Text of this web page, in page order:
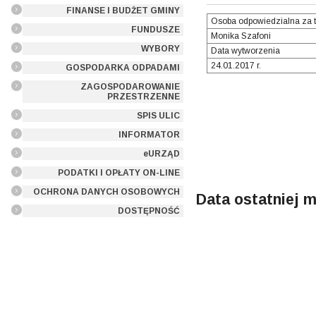
FINANSE I BUDŻET GMINY
FUNDUSZE
WYBORY
GOSPODARKA ODPADAMI
ZAGOSPODAROWANIE
PRZESTRZENNE
SPIS ULIC
INFORMATOR
eURZĄD
PODATKI I OPŁATY ON-LINE
OCHRONA DANYCH OSOBOWYCH
DOSTĘPNOŚĆ
Osoba odpowiedzialna za
Monika Szafoni
Data wytworzenia
24.01.2017 r.
Data ostatniej